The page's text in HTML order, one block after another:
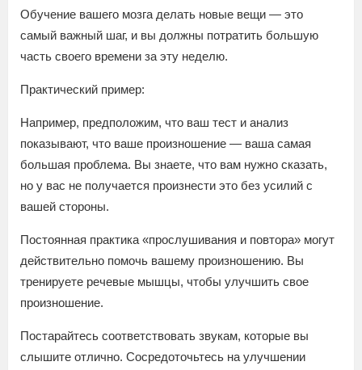
Обучение вашего мозга делать новые вещи — это
самый важный шаг, и вы должны потратить большую
часть своего времени за эту неделю.
Практический пример:
Например, предположим, что ваш тест и анализ
показывают, что ваше произношение — ваша самая
большая проблема. Вы знаете, что вам нужно сказать,
но у вас не получается произнести это без усилий с
вашей стороны.
Постоянная практика «прослушивания и повтора» могут
действительно помочь вашему произношению. Вы
тренируете речевые мышцы, чтобы улучшить свое
произношение.
Постарайтесь соответствовать звукам, которые вы
слышите отлично. Сосредоточьтесь на улучшении